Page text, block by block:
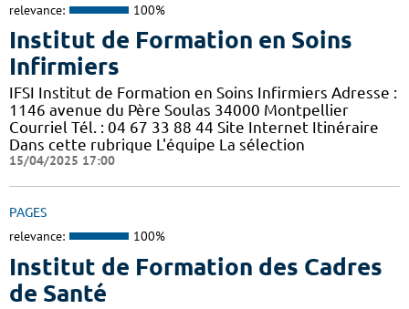
relevance: 100%
Institut de Formation en Soins
Infirmiers
IFSI Institut de Formation en Soins Infirmiers Adresse :
1146 avenue du Père Soulas 34000 Montpellier
Courriel Tél. : 04 67 33 88 44 Site Internet Itinéraire
Dans cette rubrique L'équipe La sélection
15/04/2025 17:00
PAGES
relevance: 100%
Institut de Formation des Cadres
de Santé